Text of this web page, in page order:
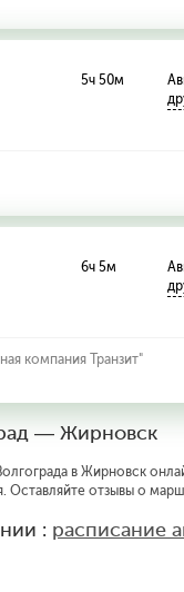
5ч 50м
6ч 5м
компания Транзит"
— Жирновск
в Жирновск
Оставляйте отзывы о
: расписание